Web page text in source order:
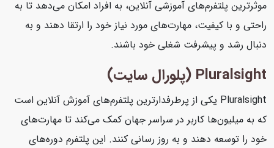
موثرترین پلتفرم‌های آموزشی آنلاین، به افراد امکان می‌دهد تا به
راحتی و با کیفیت، مهارت‌های مورد نیاز خود را ارتقا دهند و به
دنبال رشد و پیشرفت شغلی خود باشند.
Pluralsight (پلورال سایت)
Pluralsight یکی از پرطرفدارترین پلتفرم‌های آموزش آنلاین است
که به میلیون‌ها کاربر در سراسر جهان کمک می‌کند تا مهارت‌های
خود را توسعه دهند و به روز رسانی کنند. این پلتفرم دوره‌های